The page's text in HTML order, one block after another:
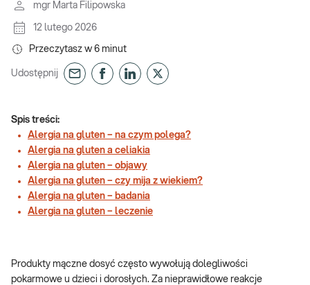
mgr Marta Filipowska
12 lutego 2026
Przeczytasz w 6 minut
Udostępnij
Spis treści:
Alergia na gluten – na czym polega?
Alergia na gluten a celiakia
Alergia na gluten – objawy
Alergia na gluten – czy mija z wiekiem?
Alergia na gluten – badania
Alergia na gluten – leczenie
Produkty mączne dosyć często wywołują dolegliwości
pokarmowe u dzieci i dorosłych. Za nieprawidłowe reakcje